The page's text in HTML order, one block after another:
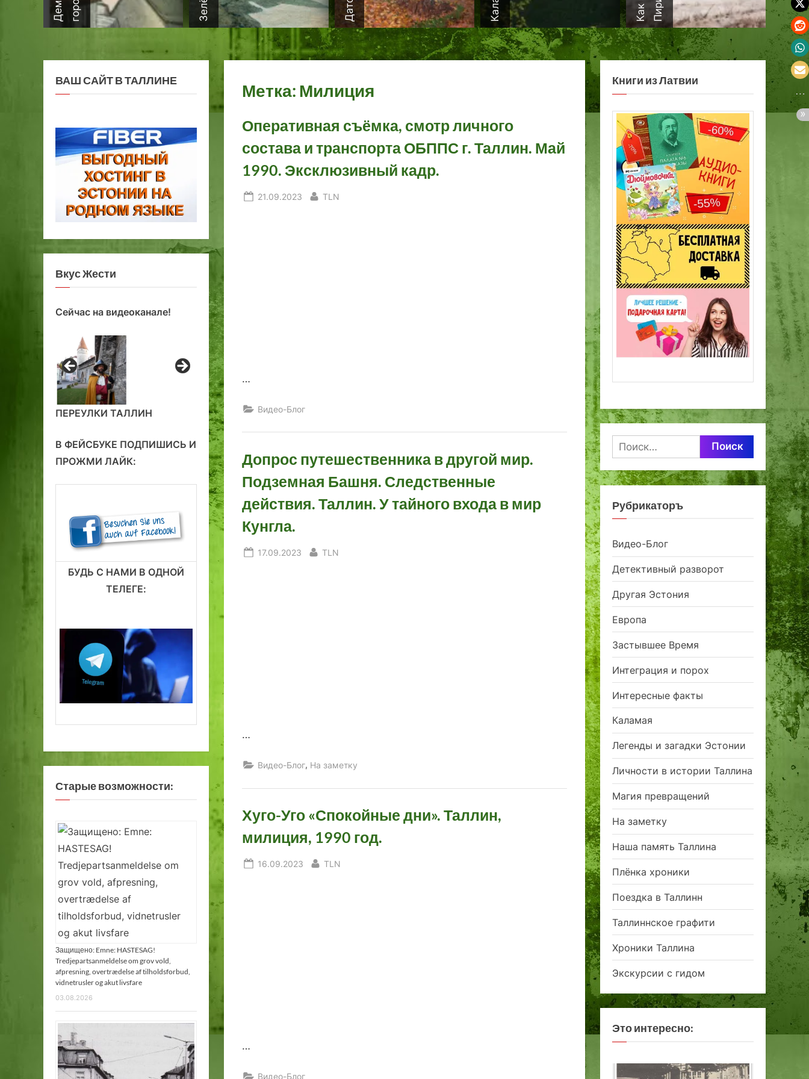
Метка: Милиция
Оперативная съёмка, смотр личного
состава и транспорта ОБППС г. Таллин. Май
1990. Эксклюзивный кадр.
Posted
21.09.2023 By
TLN
…
Видео-Блог
Допрос путешественника в другой мир.
Подземная Башня. Следственные
действия. Таллин. У тайного входа в мир
Кунгла.
Posted
17.09.2023 By
TLN
…
Видео-Блог, На заметку
Хуго-Уго «Спокойные дни». Таллин,
милиция, 1990 год.
Posted
16.09.2023 By
TLN
…
Видео-Блог
ВАШ САЙТ В ТАЛЛИНЕ
Вкус Жести
Сейчас на видеоканале!
ПЕРЕУЛКИ ТАЛЛИН
В ФЕЙСБУКЕ ПОДПИШИСЬ И
ПРОЖМИ ЛАЙК:
БУДЬ С НАМИ В ОДНОЙ
ТЕЛЕГЕ:
Старые возможности:
Защищено: Emne: HASTESAG!
Tredjepartsanmeldelse om grov vold,
afpresning, overtrædelse af tilholdsforbud,
vidnetrusler og akut livsfare
03.08.2026
Книги из Латвии
Найти:
Рубрикаторъ
Видео-Блог
Детективный разворот
Другая Эстония
Европа
Застывшее Время
Интеграция и порох
Интересные факты
Каламая
Легенды и загадки Эстонии
Личности в истории Таллина
Магия превращений
На заметку
Наша память Таллина
Плёнка хроники
Поездка в Таллинн
Таллиннское графити
Хроники Таллина
Экскурсии с гидом
Это интересно: